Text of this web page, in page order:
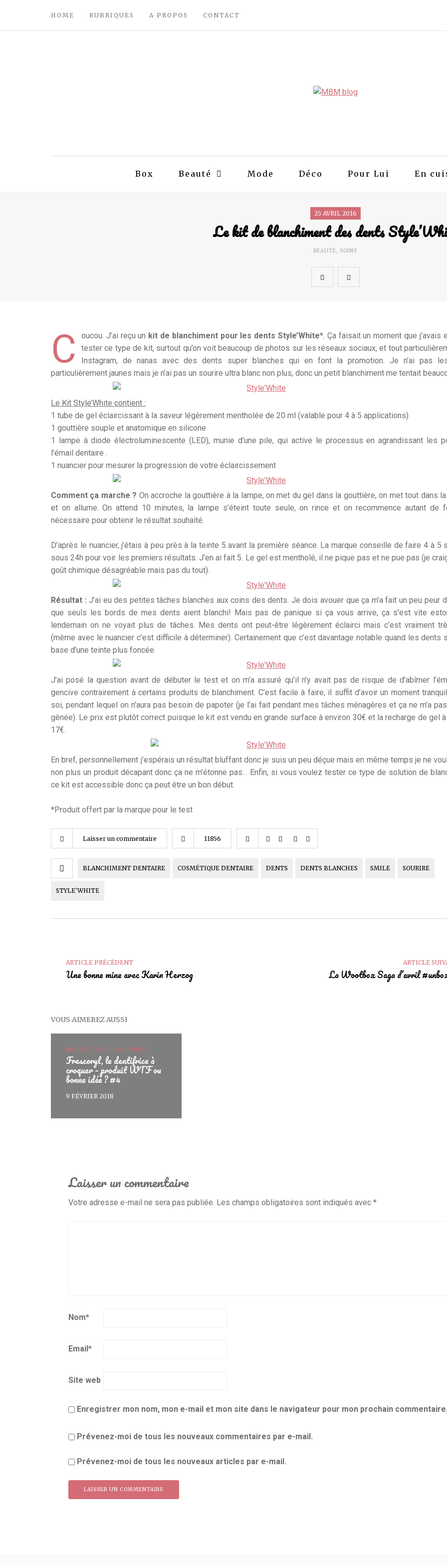
HOME RUBRIQUES A PROPOS CONTACT
Box Beauté Mode Déco Pour Lui En
25 AVRIL 2016
Le kit de blanchiment des dents
BEAUTÉ, SOINS
C oucou. J’ai reçu un kit de blanchiment pour les dents Style’White*. Ça faisait un moment que j’avais
tester ce type de kit, surtout qu’on voit beaucoup de photos sur les réseaux sociaux, et tout
Instagram, de nanas avec des dents super blanches qui en font la promotion.Je n’ai pas
particulièrement jaunes mais je n’ai pas un sourire ultra blanc non plus, donc un petit blanchiment me tentait
Le Kit Style’White contient :
1 tube de gel éclaircissant à la saveur légèrement mentholée de 20 ml (valable pour 4 à 5 applications)
1 gouttière souple et anatomique en silicone
1 lampe à diode électroluminescente (LED), munie d’une pile, qui active le processus en agrandissant les
l’émail dentaire .
1 nuancier pour mesurer la progression de votre éclaircissement
Comment ça marche ? On accroche la gouttière à la lampe, on met du gel dans la gouttière, on met tout dans
et on allume. On attend 10 minutes, la lampe s’éteint toute seule, on rince et on recommence autant de
nécessaire pour obtenir le résultat souhaité.
D’après le nuancier, j’étais à peu près à la teinte 5 avant la première séance. La marque conseille de faire 4 à 5
sous 24h pour voir les premiers résultats. J’en ai fait 5. Le gel est mentholé, il ne pique pas et ne pue pas (je
goût chimique désagréable mais pas du tout).
Résultat : J’ai eu des petites tâches blanches aux coins des dents. Je dois avouer que ça m’a fait un peu peur
que seuls les bords de mes dents aient blanchi! Mais pas de panique si ça vous arrive, ça s’est vite
lendemain on ne voyait plus de tâches. Mes dents ont peut-être légèrement éclairci mais c’est vraiment
(même avec le nuancier c’est difficile à déterminer). Certainement que c’est davantage notable quand les dents
base d’une teinte plus foncée.
J’ai posé la question avant de débuter le test et on m’a assuré qu’il n’y avait pas de risque de d’abîmer
gencive contrairement à certains produits de blanchiment. C’est facile à faire, il suffit d’avoir un moment
soi, pendant lequel on n’aura pas besoin de papoter (je l’ai fait pendant mes tâches ménagères et ça ne m’a
gênée). Le prix est plutôt correct puisque le kit est vendu en grande surface à environ 30€ et la recharge de gel à
17€.
En bref, personnellement j’espérais un résultat bluffant donc je suis un peu déçue mais en même temps je ne
non plus un produit décapant donc ça ne m’étonne pas… Enfin, si vous voulez tester ce type de solution de
ce kit est accessible donc ça peut être un bon début.
*Produit offert par la marque pour le test
Laisser un commentaire 11856
BLANCHIMENT DENTAIRE COSMÉTIQUE DENTAIRE DENTS DENTS BLANCHES SMILE SOURIRE
STYLE'WHITE
ARTICLE PRÉCÉDENT
Une bonne mine avec Karin Herzog
ARTICLE
La Wootbox Saga d’avril
VOUS AIMEREZ AUSSI
BEAUTÉ, CONCOURS, SOINS
Frescoryl, le dentifrice à
croquer – produit WTF ou
bonne idée ? #4
9 FÉVRIER 2018
Laisser un commentaire
Votre adresse e-mail ne sera pas publiée. Les champs obligatoires sont indiqués avec *
Nom*
Email *
Site web
Enregistrer mon nom, mon e-mail et mon site dans le navigateur pour mon prochain commentaire.
Prévenez-moi de tous les nouveaux commentaires par e-mail.
Prévenez-moi de tous les nouveaux articles par e-mail.